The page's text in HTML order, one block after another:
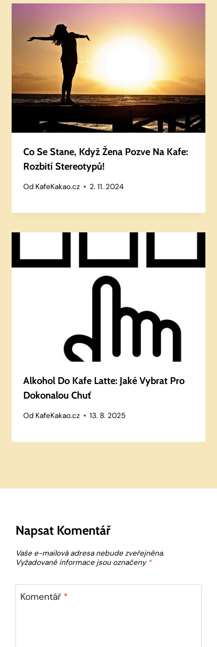
Co Se Stane, Když Žena Pozve Na Kafe:
Rozbití Stereotypů!
Od KafeKakao.cz 2. 11. 2024
Alkohol Do Kafe Latte: Jaké Vybrat Pro
Dokonalou Chuť
Od KafeKakao.cz 13. 8. 2025
Napsat Komentář
Vaše e-mailová adresa nebude zveřejněna.
Vyžadované informace jsou označeny *
Komentář *